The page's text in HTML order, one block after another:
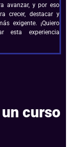
avanzar, y por eso
crecer, destacar y
exigente. ¡Quiero
esta experiencia
curso